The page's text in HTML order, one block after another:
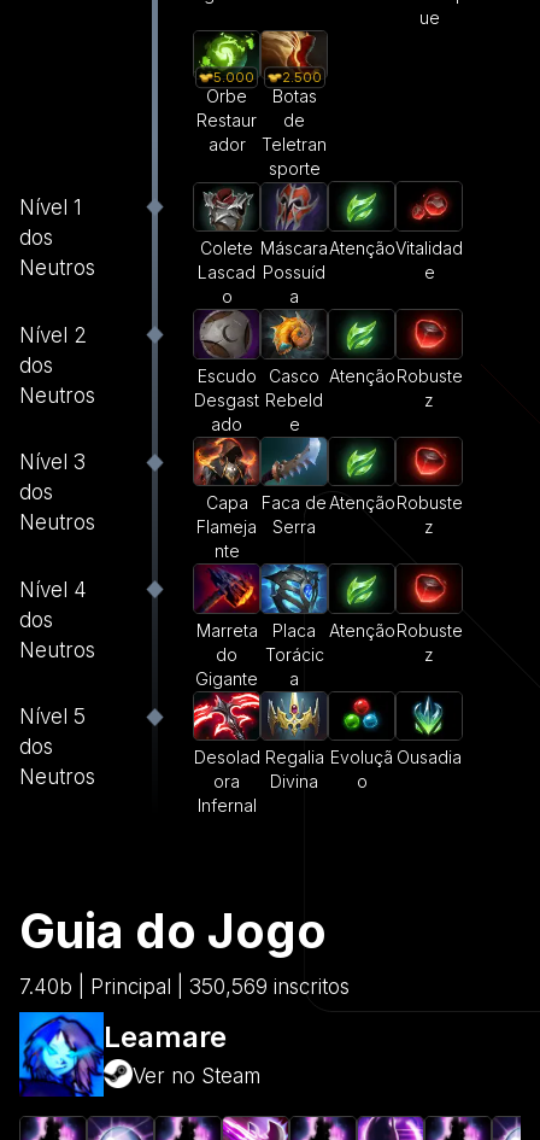
ue
5.000
Orbe
Restaur
ador
2.500
Botas
de
Teletran
sporte
Nível 1
dos
Neutros
Colete
Lascad
o
Máscara
Possuíd
a
AtençãoVitalidad
e
Nível 2
dos
Neutros
Escudo
Desgast
ado
Casco
Rebeld
e
AtençãoRobuste
z
Nível 3
dos
Neutros
Capa
Flameja
nte
Faca de
Serra
AtençãoRobuste
z
Nível 4
dos
Neutros
Marreta
do
Gigante
Placa
Torácic
a
AtençãoRobuste
z
Nível 5
dos
Neutros
Desolad
ora
Infernal
Regalia
Divina
Evoluçã
o
Ousadia
Guia do Jogo
7.40b | Principal | 350,569 inscritos
Leamare
Ver no Steam